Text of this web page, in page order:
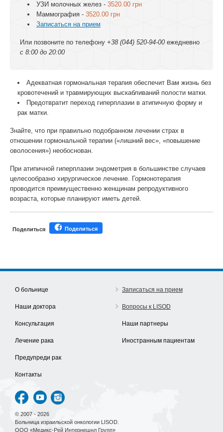
УЗИ молочных желез - 3520.00 грн
Маммография - 3520.00 грн
Записаться на прием
Или позвоните по телефону +38 (044) 520-94-00 ежедневно
с 8:00 до 20:00
Адекватная гормональная терапия обеспечит Вам жизнь без
кровотечений и травмирующих выскабливаний полости матки.
Предотвратит переход гиперплазии в атипичную форму и
рак матки.
Знайте, что при правильно подобранном лечении страх в
отношении гормональной терапии («лишний вес», «повышение
оволосения») необоснован.
При атипичной гиперплазии эндометрия в большинстве случаев
целесообразно хирургическое лечение. Гормонотерапия
проводится преимущественно женщинам репродуктивного
возраста, которые планируют иметь детей.
Поделиться Поделиться
О больнице
Наши доктора
Консультация
Лечение рака
Предупреди рак
Контакты
Записаться на прием
Вопросы к LISOD
Наши партнеры
Иностранным пациентам
© 2007 - 2026
Больница израильской онкологии LISOD.
ООО «Медикс-Рей Интернешнл Групп»